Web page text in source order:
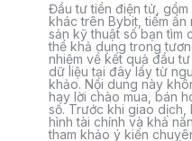
Đầu tư tiền điện tử,
khác trên Bybit, tiềm ẩn
sản kỹ thuật số bạn tìm
thể khả dụng trong
nhiệm về kết quả đầu
dữ liệu tại đây lấy từ
khảo. Nội dung này
hay lời chào mua, bán
số. Trước khi giao dịch,
hình tài chính và khả
tham khảo ý kiến